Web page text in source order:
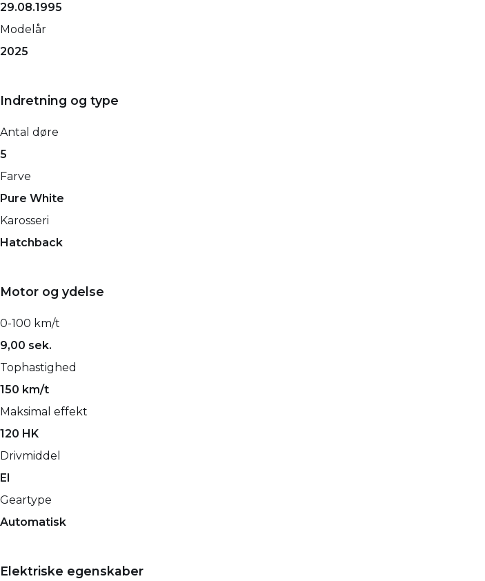
29.08.1995
Modelår
2025
Indretning og type
Antal døre
5
Farve
Pure White
Karosseri
Hatchback
Motor og ydelse
0-100 km/t
9,00 sek.
Tophastighed
150 km/t
Maksimal effekt
120 HK
Drivmiddel
El
Geartype
Automatisk
Elektriske egenskaber